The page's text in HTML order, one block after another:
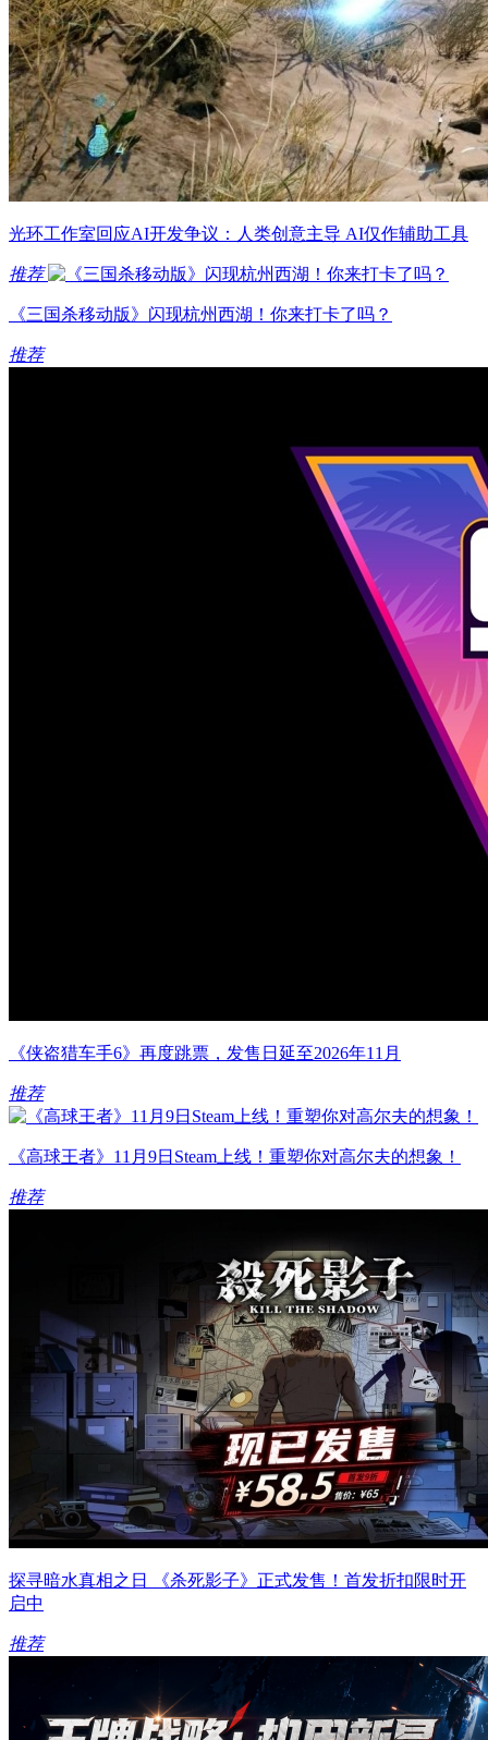
光环工作室回应AI开发争议：人类创意主导 AI仅作辅助工具
推荐
《三国杀移动版》闪现杭州西湖！你来打卡了吗？
推荐
《侠盗猎车手6》再度跳票，发售日延至2026年11月
推荐
《高球王者》11月9日Steam上线！重塑你对高尔夫的想象！
推荐
探寻暗水真相之日 《杀死影子》正式发售！首发折扣限时开
启中
推荐